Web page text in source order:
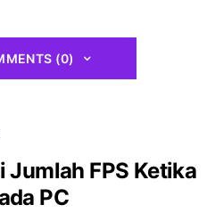
(0)
Jumlah FPS Ketika
PC